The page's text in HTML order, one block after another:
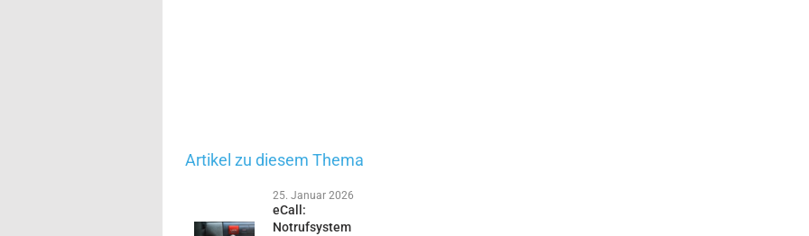
Artikel zu diesem Thema
25. Januar 2026
eCall:
Notrufsystem